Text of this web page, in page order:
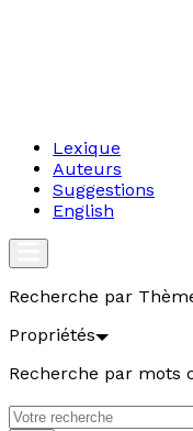
Lexique
Auteurs
Suggestions
English
Recherche par
Propriétés
Recherche par mots